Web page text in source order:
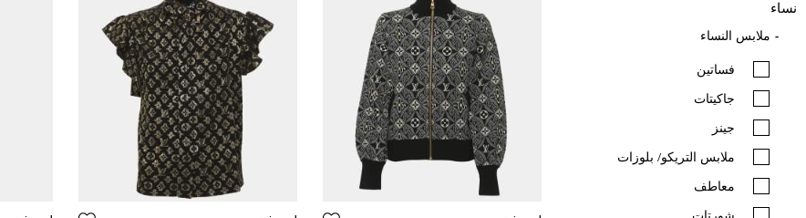
نساء
ملابس النساء
فساتين
جاكيتات
جينز
ملابس التريكو/ بلوزات
معاطف